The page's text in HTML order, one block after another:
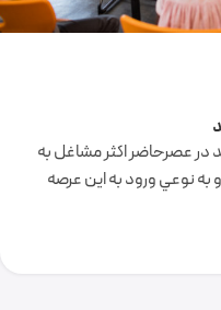
عصرحاضر اكثر مشاغل به
به نوعي ورود به اين عرصه